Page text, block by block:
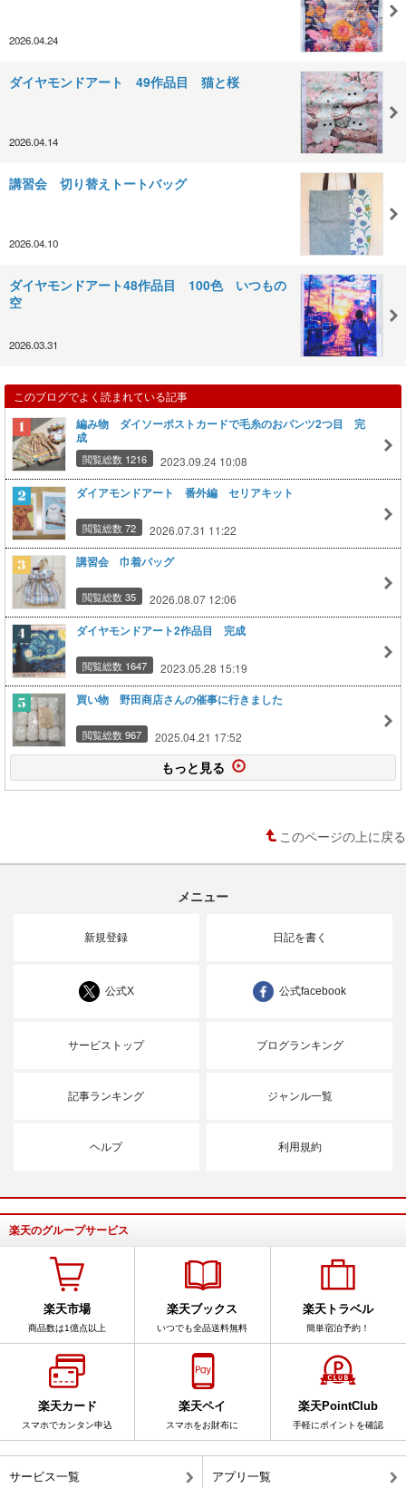
2026.04.24
ダイヤモンドアート 49作品目 猫と桜
2026.04.14
講習会 切り替えトートバッグ
2026.04.10
ダイヤモンドアート48作品目 100色 いつもの
空
2026.03.31
このブログでよく読まれている記事
編み物 ダイソーポストカードで毛糸のおパンツ2つ目 完
成
閲覧総数 1216 2023.09.24 10:08
ダイアモンドアート 番外編 セリアキット
閲覧総数 72 2026.07.31 11:22
講習会 巾着バッグ
閲覧総数 35 2026.08.07 12:06
ダイヤモンドアート2作品目 完成
閲覧総数 1647 2023.05.28 15:19
買い物 野田商店さんの催事に行きました
閲覧総数 967 2025.04.21 17:52
もっと見る
このページの上に戻る
メニュー
新規登録 日記を書く
公式X 公式facebook
サービストップ ブログランキング
記事ランキング ジャンル一覧
ヘルプ 利用規約
楽天のグループサービス
楽天市場
商品数は1億点以上
楽天ブックス
いつでも全品送料無料
楽天トラベル
簡単宿泊予約！
楽天カード
スマホでカンタン申込
楽天ペイ
スマホをお財布に
楽天PointClub
手軽にポイントを確認
サービス一覧 アプリ一覧